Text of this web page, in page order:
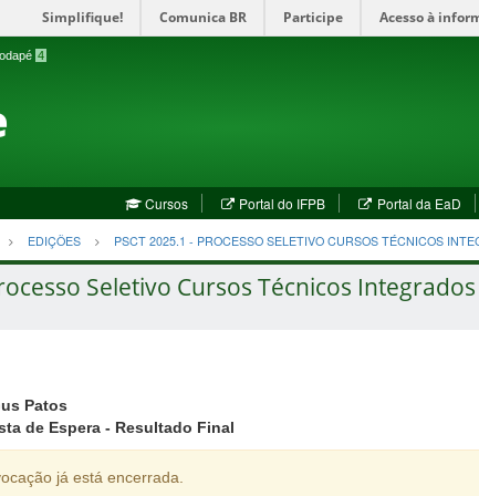
Simplifique! Comunica BR Participe Acesso à
4
Cursos Portal do IFPB(abre
em
nova
janela)
Portal da EaD
em
EDIÇÕES PSCT 2025.1 - PROCESSO SELETIVO CURSOS TÉCNICOS
Seletivo Cursos Técnicos
Patos
de Espera - Resultado Final
já está encerrada.